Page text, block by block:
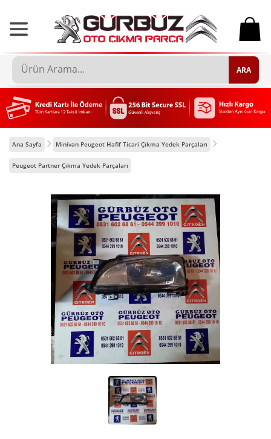
0
ARA
Ana Sayfa Minivan Peugeot Hafif Ticari Çıkma Yedek Parçaları
Peugeot Partner Çıkma Yedek Parçaları